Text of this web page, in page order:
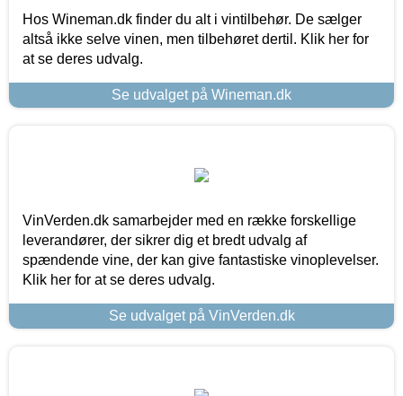
Hos Wineman.dk finder du alt i vintilbehør. De sælger
altså ikke selve vinen, men tilbehøret dertil. Klik her for
at se deres udvalg.
Se udvalget på Wineman.dk
VinVerden.dk samarbejder med en række forskellige
leverandører, der sikrer dig et bredt udvalg af
spændende vine, der kan give fantastiske vinoplevelser.
Klik her for at se deres udvalg.
Se udvalget på VinVerden.dk